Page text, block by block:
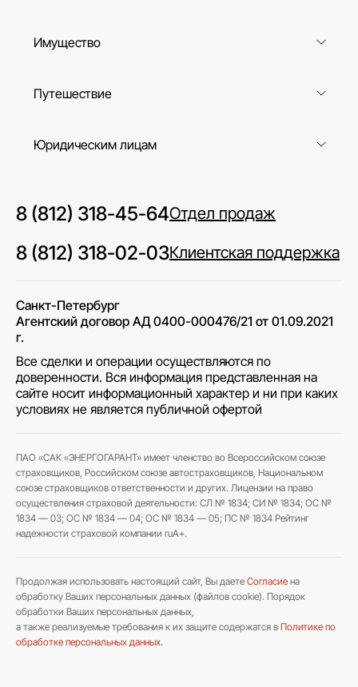
Имущество
Путешествие
Юридическим лицам
8 (812) 318-45-64Отдел продаж
8 (812) 318-02-03Клиентская поддержка
Санкт-Петербург
Агентский договор АД 0400-000476/21 от 01.09.2021
г.
Все сделки и операции осуществляются по
доверенности. Вся информация представленная на
сайте носит информационный характер и ни при каких
условиях не является публичной офертой
ПАО «САК «ЭНЕРГОГАРАНТ» имеет членство во Всероссийском союзе
страховщиков, Российском союзе автостраховщиков, Национальном
союзе страховщиков ответственности и других. Лицензии на право
осуществления страховой деятельности: СЛ № 1834; СИ № 1834; ОС №
1834 — 03; ОС № 1834 — 04; ОС № 1834 — 05; ПС № 1834 Рейтинг
надежности страховой компании ruA+.
Продолжая использовать настоящий сайт, Вы даете Согласие на
обработку Ваших персональных данных (файлов cookie). Порядок
обработки Ваших персональных данных,
а также реализуемые требования к их защите содержатся в Политике по
обработке персональных данных.